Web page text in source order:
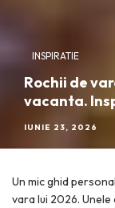
INSPIRATIE
Rochii de
vacanta.
IUNIE 23, 2026
Un mic ghid
vara lui 2026.